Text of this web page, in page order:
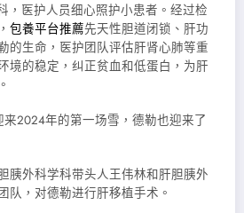
，医护人员细心照护小患者。经过检
包養平台推薦先天性胆道闭锁、肝功
的生命，医护团队评估肝肾心肺等重
境的稳定，纠正贫血和低蛋白，为肝
来2024年的第一场雪，德勒也迎来了
胰外科学科带头人王伟林和肝胆胰外
队，对德勒进行肝移植手术。